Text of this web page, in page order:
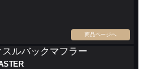
商品ページへ
スルバックマフラー